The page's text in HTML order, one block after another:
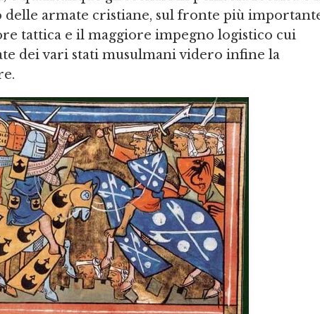
delle armate cristiane, sul fronte più
tattica e il maggiore impegno logistico cui
dei vari stati musulmani videro infine la